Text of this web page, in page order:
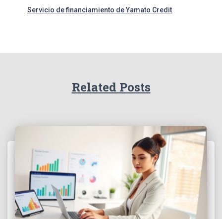
Servicio de financiamiento de Yamato Credit
Related Posts